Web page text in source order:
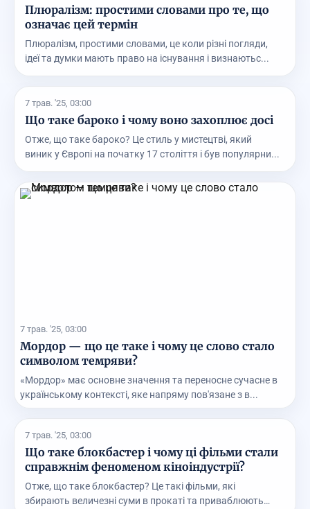
Плюралізм: простими словами про те, що
означає цей термін
Плюралізм, простими словами, це коли різні погляди,
ідеї та думки мають право на існування і визнаютьс...
7 трав. '25, 03:00
Що таке бароко і чому воно захоплює досі
Отже, що таке бароко? Це стиль у мистецтві, який
виник у Європі на початку 17 століття і був популярни...
7 трав. '25, 03:00
Мордор — що це таке і чому це слово стало
символом темряви?
«Мордор» має основне значення та переносне сучасне в
українському контексті, яке напряму пов'язане з в...
7 трав. '25, 03:00
Що таке блокбастер і чому ці фільми стали
справжнім феноменом кіноіндустрії?
Отже, що таке блокбастер? Це такі фільми, які
збирають величезні суми в прокаті та приваблюють